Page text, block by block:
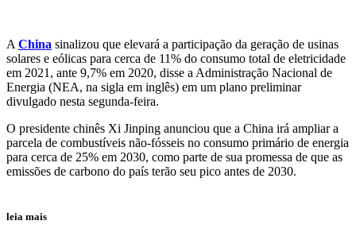
A China sinalizou que elevará a participação da geração de usinas
solares e eólicas para cerca de 11% do consumo total de eletricidade
em 2021, ante 9,7% em 2020, disse a Administração Nacional de
Energia (NEA, na sigla em inglês) em um plano preliminar
divulgado nesta segunda-feira.
O presidente chinês Xi Jinping anunciou que a China irá ampliar a
parcela de combustíveis não-fósseis no consumo primário de energia
para cerca de 25% em 2030, como parte de sua promessa de que as
emissões de carbono do país terão seu pico antes de 2030.
leia mais